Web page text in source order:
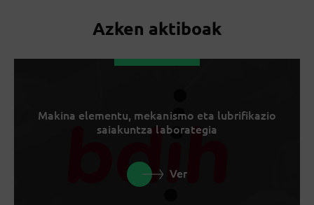
Azken aktiboak
Makina elementu, mekanismo eta lubrifikazio
saiakuntza laborategia
Ver